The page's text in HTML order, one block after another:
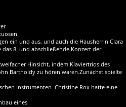
ein und aus, und auch die Hausherrin Clara
8. und abschließende Konzert der
Hinsicht, indem Klaviertrios des
Bartholdy zu hören waren.Zunächst spielte
Instrumenten. Christine Rox hatte eine
eines